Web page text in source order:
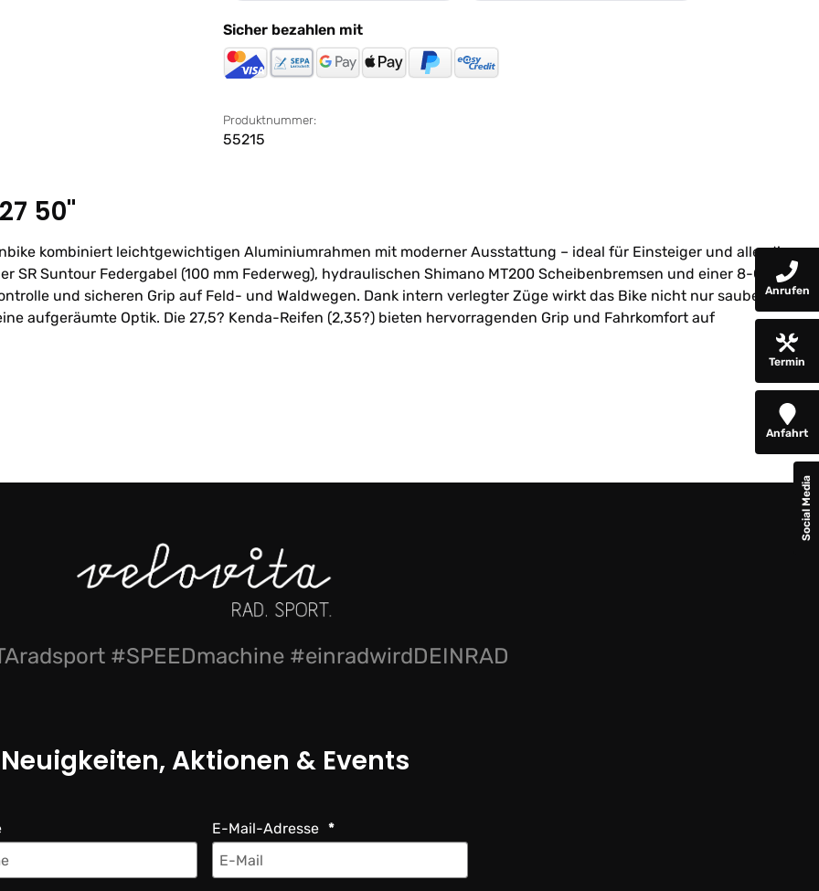
Sicher bezahlen mit
Produktnummer:
55215
50"
kombiniert leichtgewichtigen Aluminiumrahmen mit moderner Ausstattung – ideal für Einsteiger und alle, die
SR Suntour Federgabel (100 mm Federweg), hydraulischen Shimano MT200 Scheibenbremsen und einer 8-Gang
und sicheren Grip auf Feld- und Waldwegen. Dank intern verlegter Züge wirkt das Bike nicht nur sauber
aufgeräumte Optik. Die 27,5? Kenda-Reifen (2,35?) bieten hervorragenden Grip und Fahrkomfort auf
#SPEEDmachine #einradwirdDEINRAD
Neuigkeiten, Aktionen & Events
E-Mail-Adresse
Anrufen
Termin
Anfahrt
Social Media